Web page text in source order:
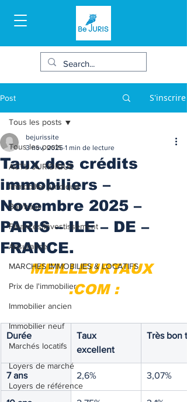
Post S'inscrire
Tous les posts
ACTU JURIDIQUE
Immobilier juridique
Bail/baux
Finances/Investissement
Assurance
MARCHES IMMOBILIES & LOCATIFS
Prix de l'immobilier
Immobilier ancien
Immobilier neuf
Marchés locatifs
Loyers de marché
Loyers de référence
Tous les posts
Taux des crédits
immobiliers –
Novembre 2025 –
PARIS – ILE – DE –
FRANCE.
bejurissite
3 nov. 2025 1 min de lecture
MEILLEURTAUX
.COM :
Durée
Taux
excellent
Très bon
7 ans 2,6% 3,07%